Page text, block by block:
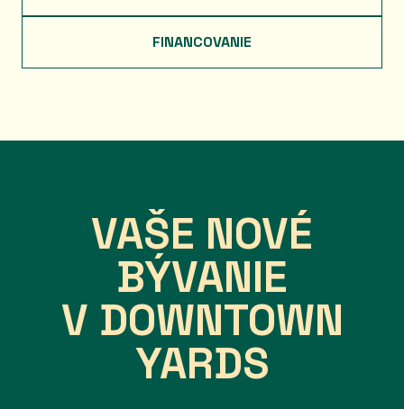
FINANCOVANIE
VAŠE NOVÉ
BÝVANIE
V DOWNTOWN
YARDS